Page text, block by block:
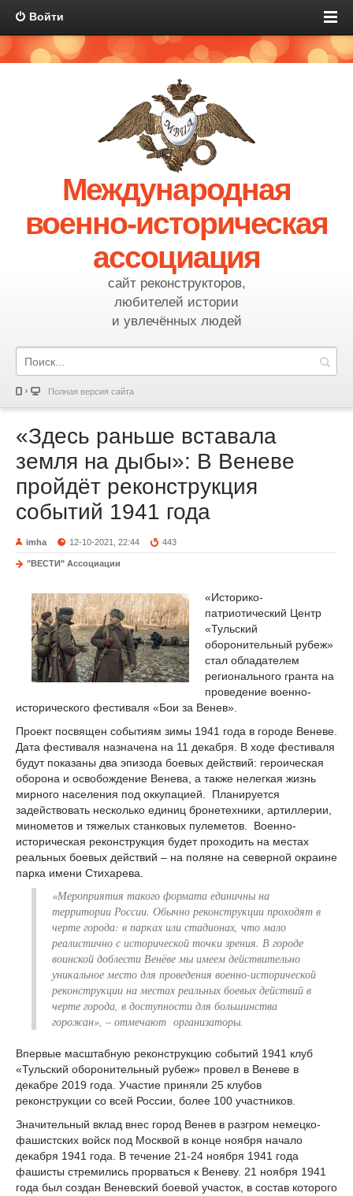
Войти
Международная
военно-историческая
ассоциация
сайт реконструкторов,
любителей истории
и увлечённых людей
Полная версия сайта
«Здесь раньше вставала
земля на дыбы»: В Веневе
пройдёт реконструкция
событий 1941 года
imha 12-10-2021, 22:44 443
"ВЕСТИ" Ассоциации
«Историко-
патриотический Центр
«Тульский
оборонительный рубеж»
стал обладателем
регионального гранта на
проведение военно-
исторического фестиваля «Бои за Венев».
Проект посвящен событиям зимы 1941 года в городе Веневе.
Дата фестиваля назначена на 11 декабря. В ходе фестиваля
будут показаны два эпизода боевых действий: героическая
оборона и освобождение Венева, а также нелегкая жизнь
мирного населения под оккупацией. Планируется
задействовать несколько единиц бронетехники, артиллерии,
минометов и тяжелых станковых пулеметов. Военно-
историческая реконструкция будет проходить на местах
реальных боевых действий – на поляне на северной окраине
парка имени Стихарева.
«Мероприятия такого формата единичны на
территории России. Обычно реконструкции проходят в
черте города: в парках или стадионах, что мало
реалистично с исторической точки зрения. В городе
воинской доблести Венёве мы имеем действительно
уникальное место для проведения военно-исторической
реконструкции на местах реальных боевых действий в
черте города, в доступности для большинства
горожан», – отмечают организаторы.
Впервые масштабную реконструкцию событий 1941 клуб
«Тульский оборонительный рубеж» провел в Веневе в
декабре 2019 года. Участие приняли 25 клубов
реконструкции со всей России, более 100 участников.
Значительный вклад внес город Венев в разгром немецко-
фашистских войск под Москвой в конце ноября начало
декабря 1941 года. В течение 21-24 ноября 1941 года
фашисты стремились прорваться к Веневу. 21 ноября 1941
года был создан Веневский боевой участок, в состав которого